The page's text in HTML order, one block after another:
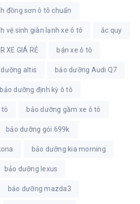
đồng sơn ô tô chuẩn
vệ sinh giàn lạnh xe ô tô ắc quy
XE GIÁ RẺ bán xe ô tô
dưỡng altis bảo dưỡng Audi Q7
bảo dưỡng định kỳ ô tô
tô bảo dưỡng gầm xe ô tô
bảo dưỡng gói 699k
bảo dưỡng kia morning
bảo dưỡng lexus
bảo dưỡng mazda3